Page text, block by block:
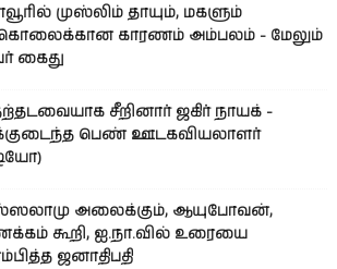
முஸ்லிம் தாயும், மகளும்
காரணம் அம்பலம் - மேலும்
கைது
சீறினார் ஜகிர் நாயக் -
பெண் ஊடகவியலாளர்
அலைக்கும், ஆயுபோவன்,
கூறி, ஐ.நா.வில் உரையை
ஜனாதிபதி